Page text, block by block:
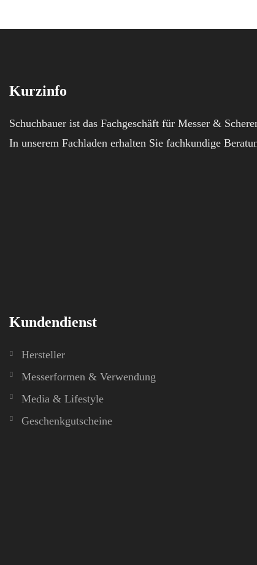
Kurzinfo
Schuchbauer ist das Fachgeschäft für Messer &
In unserem Fachladen erhalten Sie fachkundige
Kundendienst
Hersteller
Messerformen & Verwendung
Media & Lifestyle
Geschenkgutscheine